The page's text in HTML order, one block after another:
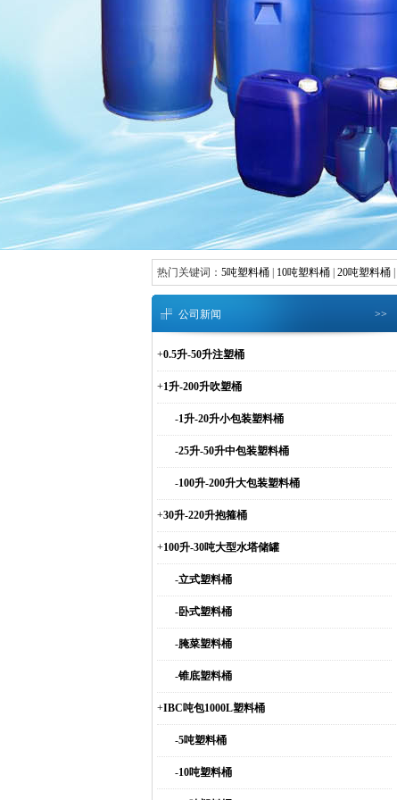
热门关键词： 5吨塑料桶 10吨塑料桶 20吨塑料桶
公司新闻 >>
+0.5升-50升注塑桶
+1升-200升吹塑桶
-1升-20升小包装塑料桶
-25升-50升中包装塑料桶
-100升-200升大包装塑料桶
+30升-220升抱箍桶
+100升-30吨大型水塔储罐
-立式塑料桶
-卧式塑料桶
-腌菜塑料桶
-锥底塑料桶
+IBC吨包1000L塑料桶
-5吨塑料桶
-10吨塑料桶